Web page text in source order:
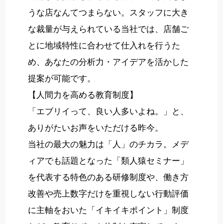
うな店なんてつまらない。スタッフに大き
な裁量が与えられている当社では、店舗ご
とに地域特性に合わせて仕入れを行うた
め、あなたの分析力・アイデアを活かした
提案が可能です。
【人間力を高める教育制度】
「エブリイって、良い人多いよね。」と、
ありがたいお声をいただける昨今。
当社の最大の魅力は「人」のチカラ。メデ
ィアでも話題となった「類人猿セミナー」
を代表する特色のある研修制度や、働き方
改善や売上数字だけを重視しない行動評価
に主軸をおいた「イキイキポイント」制度